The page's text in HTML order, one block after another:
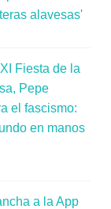
alavesas'
Fiesta de la
Pepe
el fascismo:
en manos
a la App